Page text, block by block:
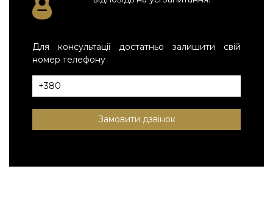
Для консультації достатньо залишити свій
номер телефону
Замовити дзвінок